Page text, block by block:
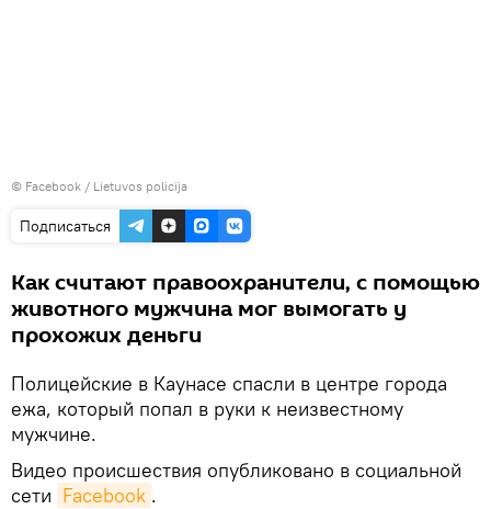
© Facebook / Lietuvos policija
Подписаться
Как считают правоохранители, с помощью
животного мужчина мог вымогать у
прохожих деньги
Полицейские в Каунасе спасли в центре города
ежа, который попал в руки к неизвестному
мужчине.
Видео происшествия опубликовано в социальной
сети Facebook .